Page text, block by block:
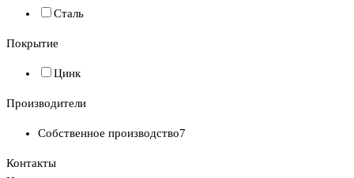
Сталь
Покрытие
Цинк
Производители
Собственное производство7
Контакты